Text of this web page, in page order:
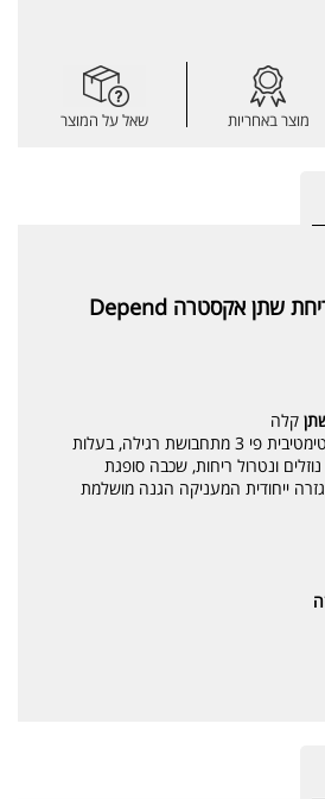
מוצר באחריות שאל על המוצר
דיפנד תחבושות לבריחת שתן אקסטרה Depend
קלה
מספקות תחושת יובש אולטימטיבית פי 3 מתחבושת רגילה, בעלות
ונטרול ריחות, שכבה סופגת
ייחודית המעניקה הגנה מושלמת